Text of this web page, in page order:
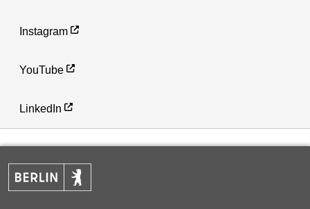
Instagram
YouTube
LinkedIn